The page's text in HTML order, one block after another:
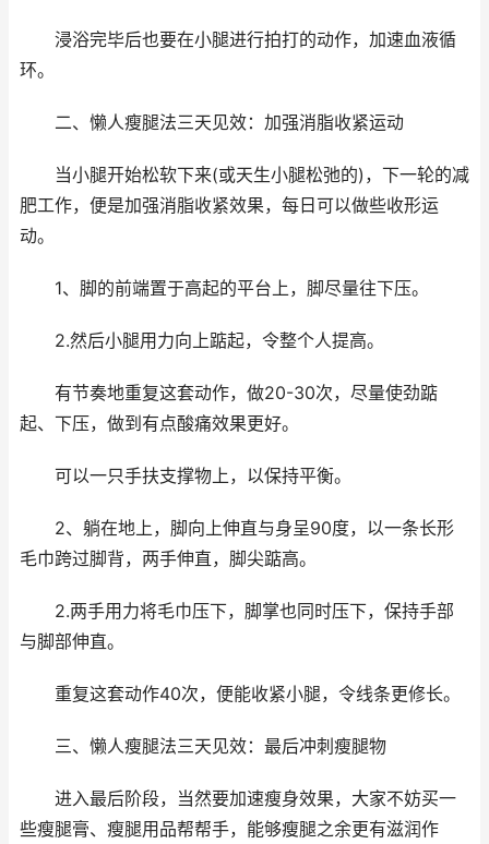
浸浴完毕后也要在小腿进行拍打的动作，加速血液循
环。
二、懒人瘦腿法三天见效：加强消脂收紧运动
当小腿开始松软下来(或天生小腿松弛的)，下一轮的减
肥工作，便是加强消脂收紧效果，每日可以做些收形运
动。
1、脚的前端置于高起的平台上，脚尽量往下压。
2.然后小腿用力向上踮起，令整个人提高。
有节奏地重复这套动作，做20-30次，尽量使劲踮
起、下压，做到有点酸痛效果更好。
可以一只手扶支撑物上，以保持平衡。
2、躺在地上，脚向上伸直与身呈90度，以一条长形
毛巾跨过脚背，两手伸直，脚尖踮高。
2.两手用力将毛巾压下，脚掌也同时压下，保持手部
与脚部伸直。
重复这套动作40次，便能收紧小腿，令线条更修长。
三、懒人瘦腿法三天见效：最后冲刺瘦腿物
进入最后阶段，当然要加速瘦身效果，大家不妨买一
些瘦腿膏、瘦腿用品帮帮手，能够瘦腿之余更有滋润作